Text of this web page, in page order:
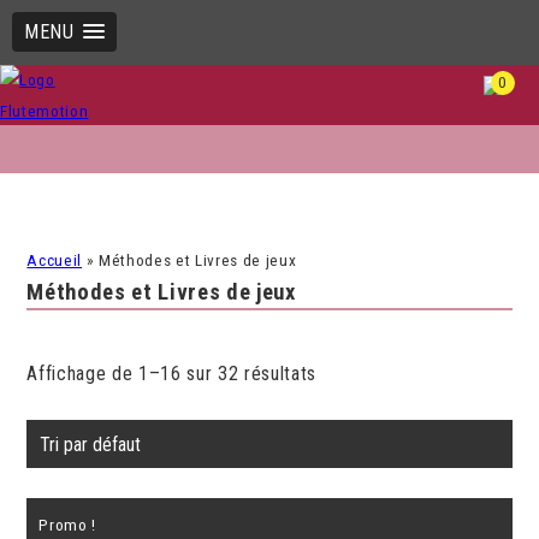
MENU
0
Accueil »Méthodes et Livres de jeux
Méthodes et Livres de jeux
Affichage de 1–16 sur 32 résultats
Promo !